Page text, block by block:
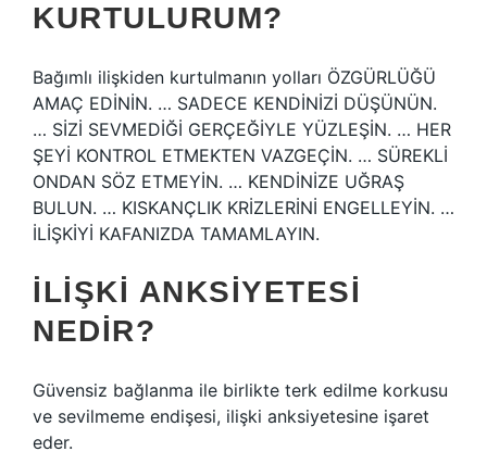
KURTULURUM?
Bağımlı ilişkiden kurtulmanın yolları ÖZGÜRLÜĞÜ
AMAÇ EDİNİN. … SADECE KENDİNİZİ DÜŞÜNÜN.
… SİZİ SEVMEDİĞİ GERÇEĞİYLE YÜZLEŞİN. … HER
ŞEYİ KONTROL ETMEKTEN VAZGEÇİN. … SÜREKLİ
ONDAN SÖZ ETMEYİN. … KENDİNİZE UĞRAŞ
BULUN. … KISKANÇLIK KRİZLERİNİ ENGELLEYİN. …
İLİŞKİYİ KAFANIZDA TAMAMLAYIN.
İLIŞKI ANKSIYETESI
NEDIR?
Güvensiz bağlanma ile birlikte terk edilme korkusu
ve sevilmeme endişesi, ilişki anksiyetesine işaret
eder.